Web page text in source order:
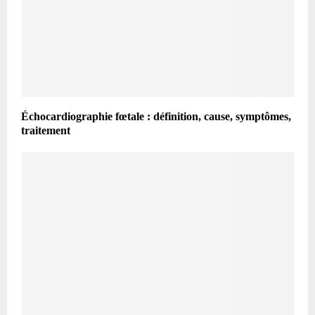
Échocardiographie fœtale : définition, cause, symptômes,
traitement